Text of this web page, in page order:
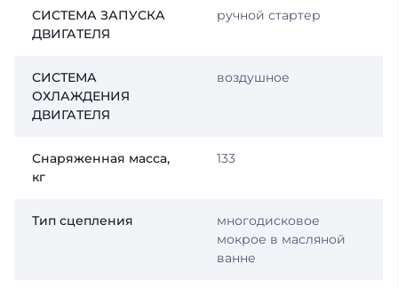
СИСТЕМА ЗАПУСКА
ДВИГАТЕЛЯ
ручной стартер
СИСТЕМА
ОХЛАЖДЕНИЯ
ДВИГАТЕЛЯ
воздушное
Снаряженная масса,
кг
133
Тип сцепления
многодисковое
мокрое в масляной
ванне